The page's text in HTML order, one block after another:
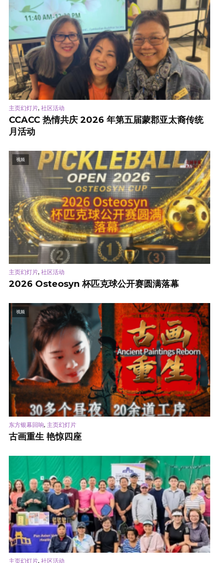
主页幻灯片, 社区活动
CCACC 热情共庆 2026 年第五届蒙郡亚太裔传统
月活动
视频
主页幻灯片, 社区活动
2026 Osteosyn 杯匹克球公开赛圆满落幕
视频
东方银幕回响, 主页幻灯片
古画重生 艳惊四座
主页幻灯片, 社区活动